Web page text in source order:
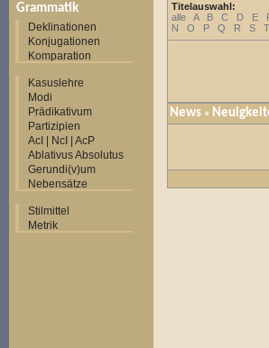
Grammatik
Deklinationen
Konjugationen
Komparation
Kasuslehre
Modi
Prädikativum
Partizipien
AcI | NcI | AcP
Ablativus Absolutus
Gerundi(v)um
Nebensätze
Stilmittel
Metrik
Titelauswahl:
alle
A B C D E
N
O P Q R S T
News »